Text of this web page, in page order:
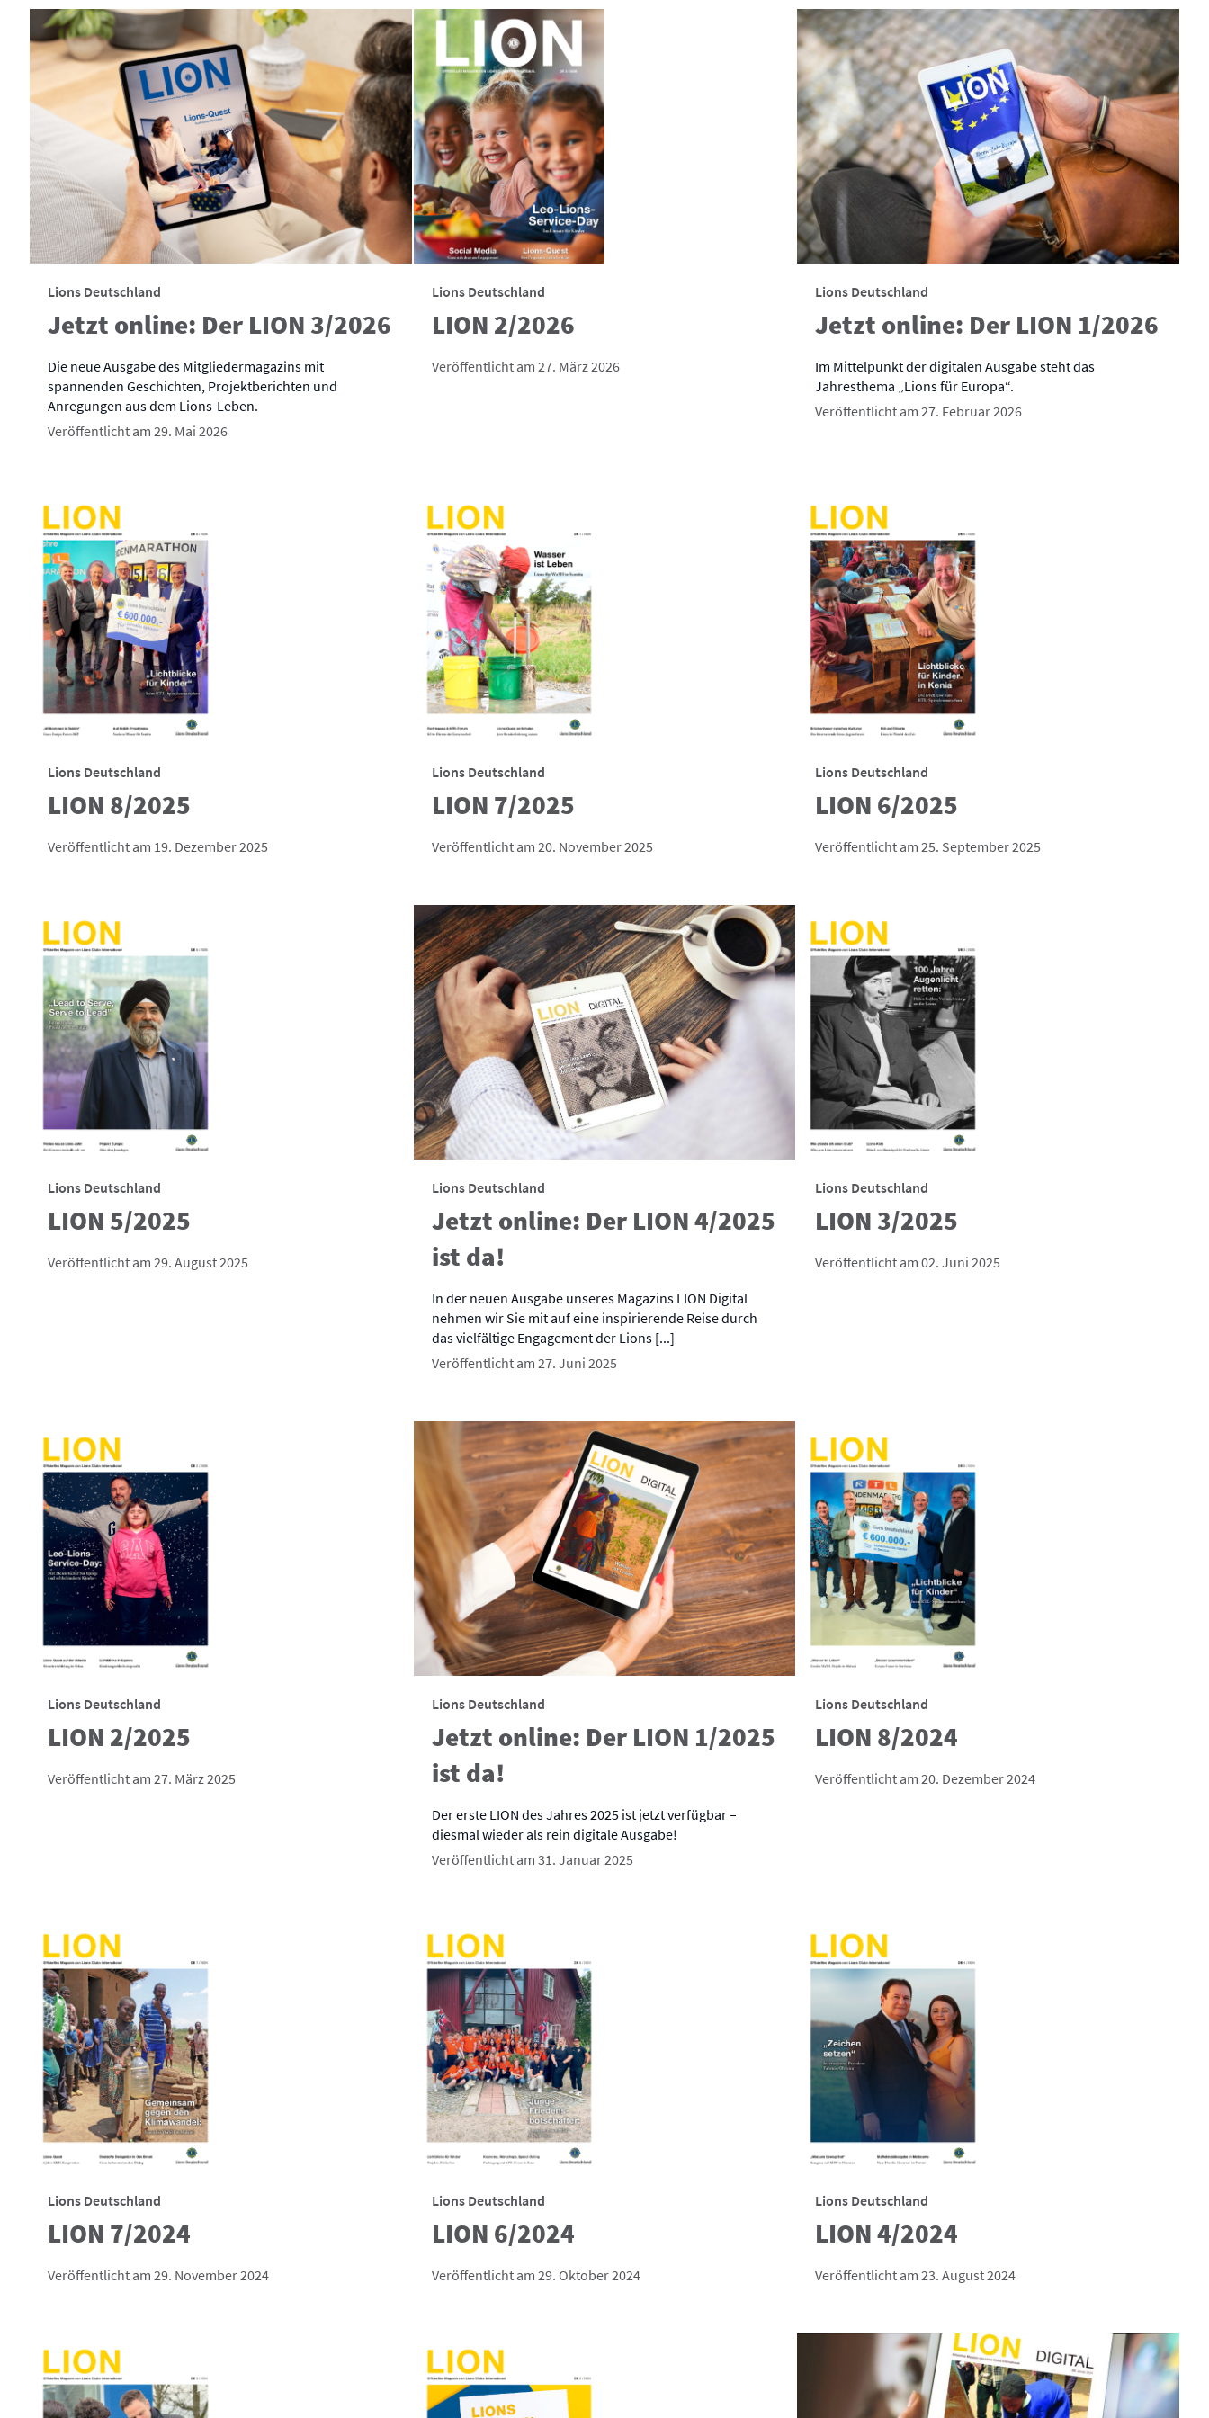
Lions Deutschland
Jetzt online: Der LION 3/2026
Die neue Ausgabe des Mitgliedermagazins mit
spannenden Geschichten, Projektberichten und
Anregungen aus dem Lions-Leben.
Veröffentlicht am 29. Mai 2026
Lions Deutschland
LION 2/2026
Veröffentlicht am 27. März 2026
Lions Deutschland
Jetzt online: Der LION 1/2026
Im Mittelpunkt der digitalen Ausgabe steht das
Jahresthema „Lions für Europa“.
Veröffentlicht am 27. Februar 2026
Lions Deutschland
LION 8/2025
Veröffentlicht am 19. Dezember 2025
Lions Deutschland
LION 7/2025
Veröffentlicht am 20. November 2025
Lions Deutschland
LION 6/2025
Veröffentlicht am 25. September 2025
Lions Deutschland
LION 5/2025
Veröffentlicht am 29. August 2025
Lions Deutschland
Jetzt online: Der LION 4/2025
ist da!
In der neuen Ausgabe unseres Magazins LION Digital
nehmen wir Sie mit auf eine inspirierende Reise durch
das vielfältige Engagement der Lions [...]
Veröffentlicht am 27. Juni 2025
Lions Deutschland
LION 3/2025
Veröffentlicht am 02. Juni 2025
Lions Deutschland
LION 2/2025
Veröffentlicht am 27. März 2025
Lions Deutschland
Jetzt online: Der LION 1/2025
ist da!
Der erste LION des Jahres 2025 ist jetzt verfügbar –
diesmal wieder als rein digitale Ausgabe!
Veröffentlicht am 31. Januar 2025
Lions Deutschland
LION 8/2024
Veröffentlicht am 20. Dezember 2024
Lions Deutschland
LION 7/2024
Veröffentlicht am 29. November 2024
Lions Deutschland
LION 6/2024
Veröffentlicht am 29. Oktober 2024
Lions Deutschland
LION 4/2024
Veröffentlicht am 23. August 2024